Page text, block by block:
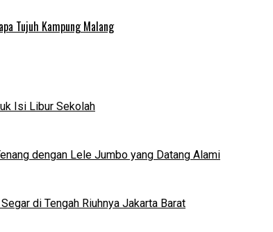
Tujuh Kampung Malang
Isi Libur Sekolah
dengan Lele Jumbo yang Datang Alami
di Tengah Riuhnya Jakarta Barat